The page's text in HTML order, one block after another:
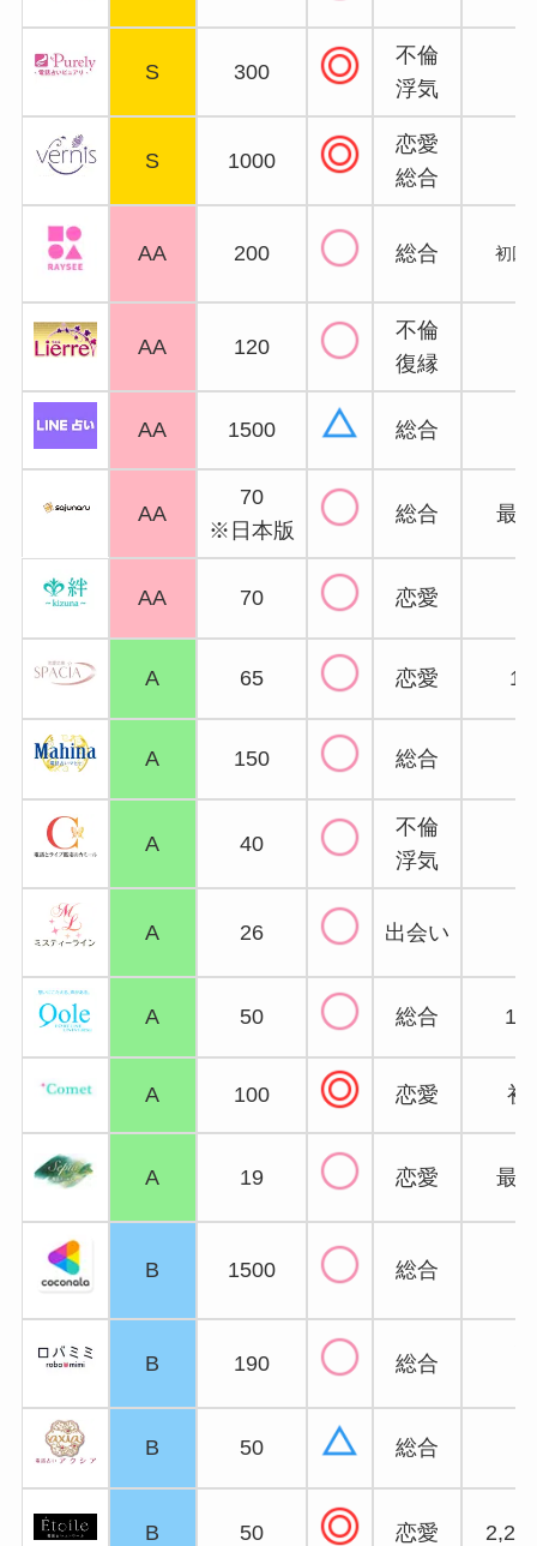
S 300
不倫
浮気
S 1000
恋愛
総合
AA 200 総合 初回
AA 120
不倫
復縁
AA 1500 総合
AA
70
※日本版
総合 最
AA 70 恋愛
A 65 恋愛
A 150 総合
A 40
不倫
浮気
A 26 出会い
A 50 総合 15
A 100 恋愛 初
A 19 恋愛 最
B 1500 総合
B 190 総合
B 50 総合
B 50 恋愛